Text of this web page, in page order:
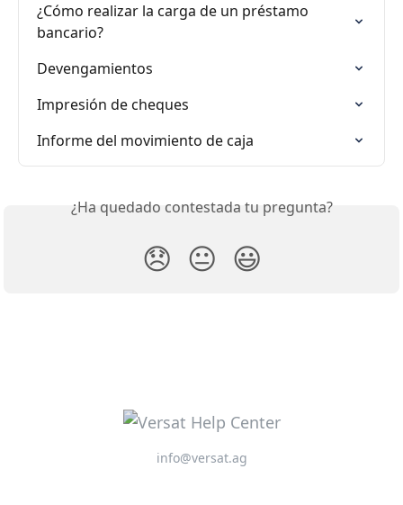
¿Cómo realizar la carga de un préstamo
bancario?
Devengamientos
Impresión de cheques
Informe del movimiento de caja
¿Ha quedado contestada tu pregunta?
😞 😐 😃
info@versat.ag